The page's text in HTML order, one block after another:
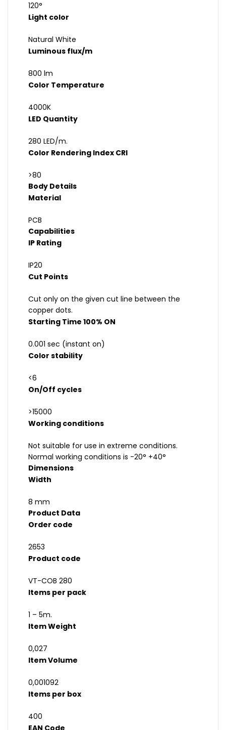
120°
Light color
Natural White
Luminous flux/m
800 lm
Color Temperature
4000K
LED Quantity
280 LED/m.
Color Rendering Index CRI
>80
Body Details
Material
PCB
Capabilities
IP Rating
IP20
Cut Points
Cut only on the given cut line between the
copper dots.
Starting Time 100% ON
0.001 sec (instant on)
Color stability
<6
On/Off cycles
>15000
Working conditions
Not suitable for use in extreme conditions.
Normal working conditions is -20° +40°
Dimensions
Width
8 mm
Product Data
Order code
2653
Product code
VT-COB 280
Items per pack
1 – 5m.
Item Weight
0,027
Item Volume
0,001092
Items per box
400